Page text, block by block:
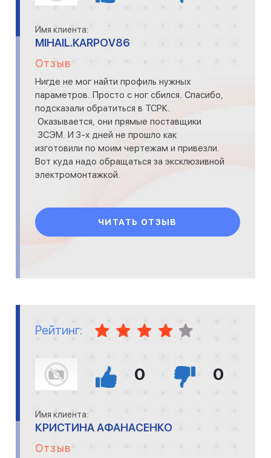
Имя клиента:
MIHAIL.KARPOV86
Отзыв
Нигде не мог найти профиль нужных
параметров. Просто с ног сбился. Спасибо,
подсказали обратиться в ТСРК.
Оказывается, они прямые поставщики
ЗСЭМ. И 3-х дней не прошло как
изготовили по моим чертежам и привезли.
Вот куда надо обращаться за эксклюзивной
электромонтажкой.
ЧИТАТЬ ОТЗЫВ
Рейтинг:
0 0
Имя клиента:
КРИСТИНА АФАНАСЕНКО
Отзыв